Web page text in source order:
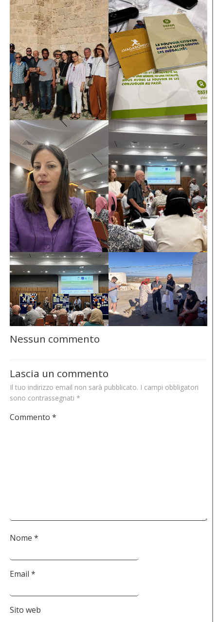
Nessun commento
Lascia un commento
Il tuo indirizzo email non sarà pubblicato. I campi obbligatori
sono contrassegnati *
Commento *
Nome *
Email *
Sito web